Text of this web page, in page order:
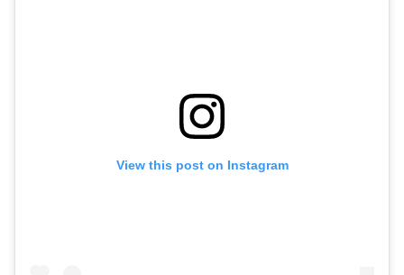
View this post on Instagram